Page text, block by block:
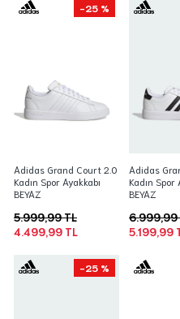
-25 %
Adidas Grand Court 2.0
Kadın Spor Ayakkabı
BEYAZ
4.499,99 TL
5.999,99 TL
Adidas
Kadın Spor
BEYAZ
5.199,99
6.999,99
-25 %